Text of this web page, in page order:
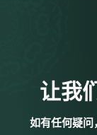
让我
如有任何疑